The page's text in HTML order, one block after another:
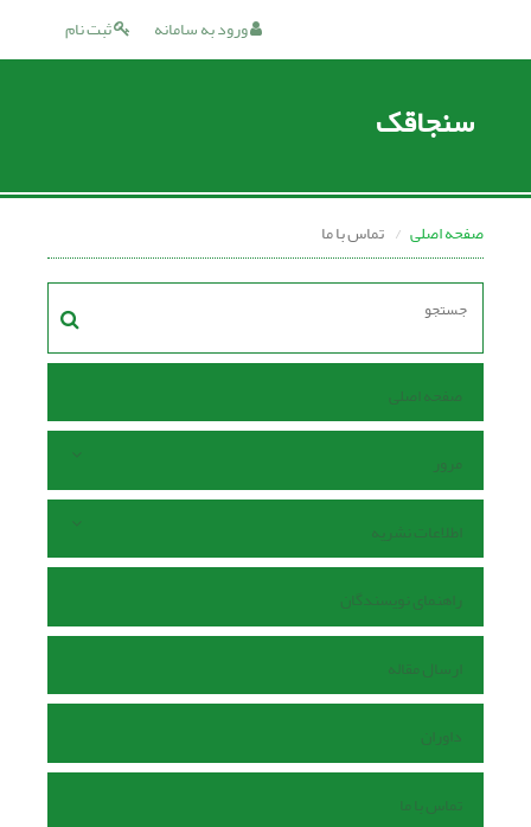
ثبت نام ورود به سامانه
سنجاقک
صفحه اصلی تماس با ما
صفحه اصلی
مرور
اطلاعات نشریه
راهنمای نویسندگان
ارسال مقاله
داوران
تماس با ما